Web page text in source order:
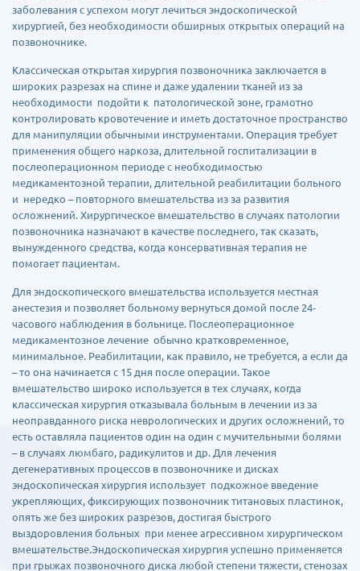
заболевания с успехом могут лечиться эндоскопической
хирургией, без необходимости обширных открытых операций на
позвоночнике.
Классическая открытая хирургия позвоночника заключается в
широких разрезах на спине и даже удалении тканей из за
необходимости подойти к патологической зоне, грамотно
контролировать кровотечение и иметь достаточное пространство
для манипуляции обычными инструментами. Операция требует
применения общего наркоза, длительной госпитализации в
послеоперационном периоде с необходимостью
медикаментозной терапии, длительной реабилитации больного
и нередко – повторного вмешательства из за развития
осложнений. Хирургическое вмешательство в случаях патологии
позвоночника назначают в качестве последнего, так сказать,
вынужденного средства, когда консервативная терапия не
помогает пациентам.
Для эндоскопического вмешательства используется местная
анестезия и позволяет больному вернуться домой после 24-
часового наблюдения в больнице. Послеоперационное
медикаментозное лечение обычно кратковременное,
минимальное. Реабилитации, как правило, не требуется, а если да
– то она начинается с 15 дня после операции. Такое
вмешательство широко используется в тех случаях, когда
классическая хирургия отказывала больным в лечении из за
неоправданного риска неврологических и других осложнений, то
есть оставляла пациентов один на один с мучительными болями
– в случаях люмбаго, радикулитов и др. Для лечения
дегенеративных процессов в позвоночнике и дисках
эндоскопическая хирургия использует подкожное введение
укрепляющих, фиксирующих позвоночник титановых пластинок,
опять же без широких разрезов, достигая быстрого
выздоровления больных при менее агрессивном хирургическом
вмешательстве.Эндоскопическая хирургия успешно применяется
при грыжах позвоночного диска любой степени тяжести, стенозах